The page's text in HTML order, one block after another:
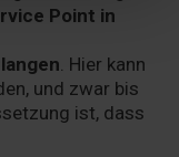
mit
bereitgestellt
der Dienste
zu unseren
nutzen.
Point in
. Hier kann
und zwar bis
ist, dass